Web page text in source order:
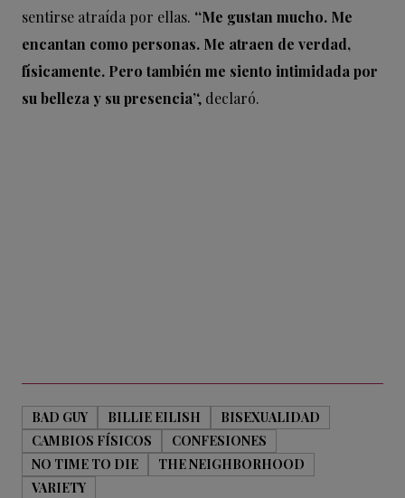
sentirse atraída por ellas. ‘‘Me gustan mucho. Me
encantan como personas. Me atraen de verdad,
físicamente. Pero también me siento intimidada por
su belleza y su presencia’‘, declaró.
BAD GUY BILLIE EILISH
BISEXUALIDAD
CAMBIOS FÍSICOS
CONFESIONES
NO TIME TO DIE
THE NEIGHBORHOOD
VARIETY